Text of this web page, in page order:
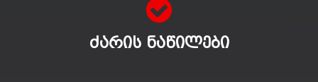
ᲫᲐᲠᲘᲡ ᲜᲐᲬᲘᲚᲔᲑᲘ